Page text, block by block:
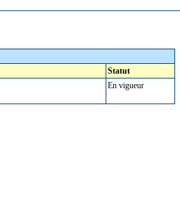
Statut
En vigueur